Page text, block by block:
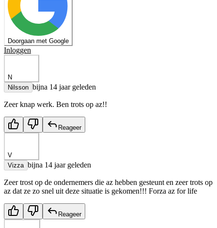
Doorgaan met Google
Inloggen
N
Nilsson bijna 14 jaar geleden
Zeer knap werk. Ben trots op az!!
Reageer
V
Vizza bijna 14 jaar geleden
Zeer trost op de ondernemers die az hebben gesteunt en zeer trots op
az dat ze zo snel uit deze situatie is gekomen!!! Forza az for life
Reageer